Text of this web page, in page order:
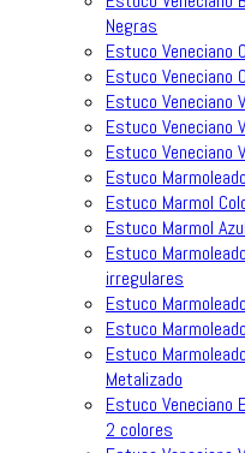
Negras
Estuco Veneciano
Estuco Veneciano
Estuco Veneciano
Estuco Veneciano
Estuco Veneciano
Estuco
Estuco Marmol
Estuco Marmol
Estuco
irregulares
Estuco
Estuco
Estuco
Metalizado
Estuco Veneciano
2 colores